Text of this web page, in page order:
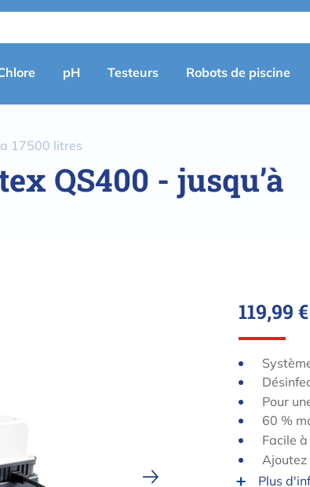
pH Testeurs Robots de piscine
17500 litres
QS400 - jusqu’à
119,99 €
Pour
60 %
Facile
Ajoutez
Plus